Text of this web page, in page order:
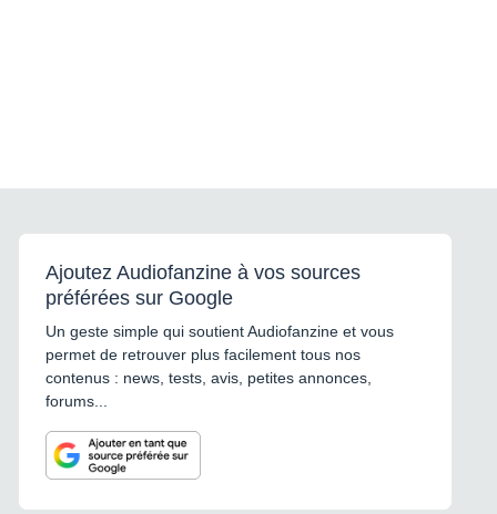
Ajoutez Audiofanzine à vos sources
préférées sur Google
Un geste simple qui soutient Audiofanzine et vous
permet de retrouver plus facilement tous nos
contenus : news, tests, avis, petites annonces,
forums...